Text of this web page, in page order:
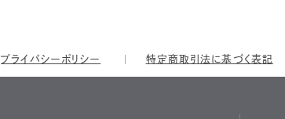
プライバシーポリシー 特定商取引法に基づく表記